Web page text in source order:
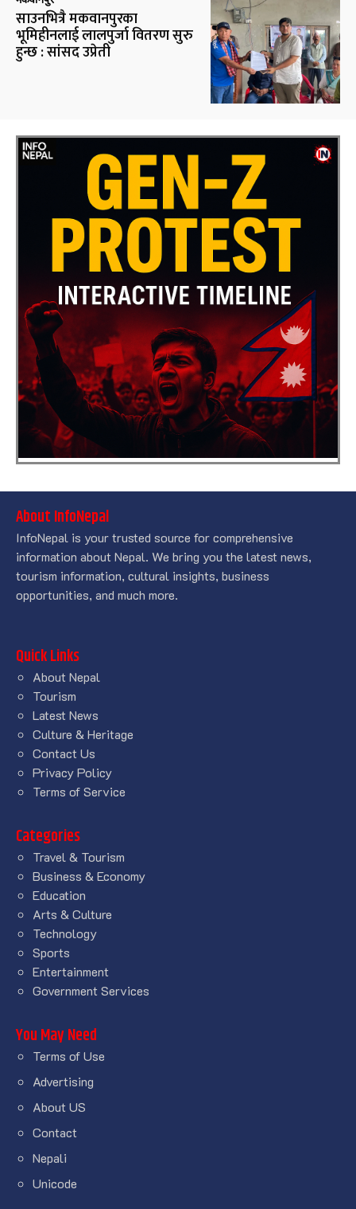
साउनभित्रै मकवानपुरका
भूमिहीनलाई लालपुर्जा वितरण सुरु
हुन्छ : सांसद उप्रेती
About InfoNepal
InfoNepal is your trusted source for comprehensive
information about Nepal. We bring you the latest news,
tourism information, cultural insights, business
opportunities, and much more.
Quick Links
About Nepal
Tourism
Latest News
Culture & Heritage
Contact Us
Privacy Policy
Terms of Service
Categories
Travel & Tourism
Business & Economy
Education
Arts & Culture
Technology
Sports
Entertainment
Government Services
You May Need
Terms of Use
Advertising
About US
Contact
Nepali
Unicode